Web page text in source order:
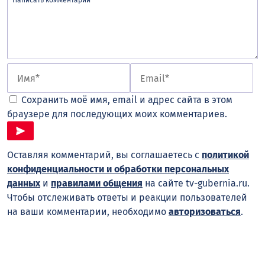
Сохранить моё имя, email и адрес сайта в этом
браузере для последующих моих комментариев.
Оставляя комментарий, вы соглашаетесь с политикой
конфиденциальности и обработки персональных
данныхи правилами общения на сайте tv-gubernia.ru.
Чтобы отслеживать ответы и реакции пользователей
на ваши комментарии, необходимо авторизоваться.